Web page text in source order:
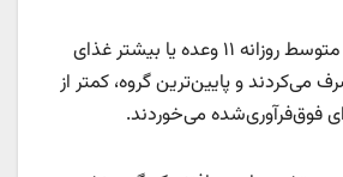
گروه نخست به‌طور متوسط روزانه ۱۱ وعده یا بیشتر غذای
می‌کردند و پایین‌ترین گروه، کمتر از
فوق‌فرآوری‌شده می‌خوردند.